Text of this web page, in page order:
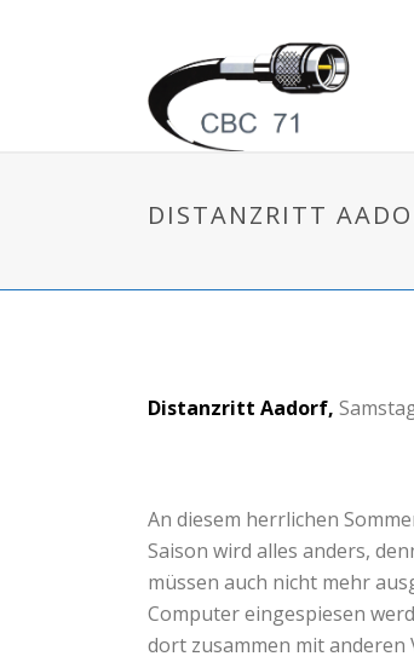
DISTANZRITT
Distanzritt Aadorf,
An diesem herrlichen
Saison wird alles anders,
müssen auch nicht mehr
Computer eingespiesen
dort zusammen mit